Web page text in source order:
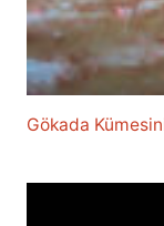
Gökada